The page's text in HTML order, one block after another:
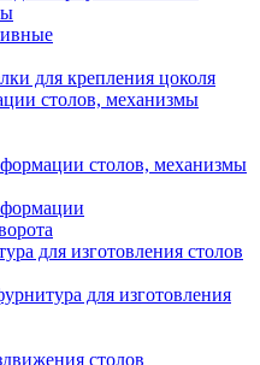
для крепления цоколя
столов, механизмы
столов, механизмы
для изготовления столов
для изготовления
столов